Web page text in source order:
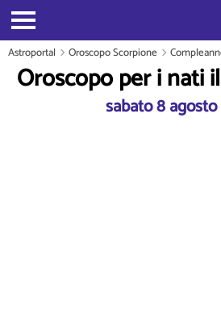
Astroportal Oroscopo Scorpione
Oroscopo per i nati
sabato 8